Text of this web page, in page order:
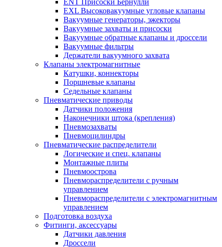
EXL Высоковакуумные угловые клапаны
Вакуумные генераторы, эжекторы
Вакуумные захваты и присоски
Вакуумные обратные клапаны и дроссели
Вакуумные фильтры
Держатели вакуумного захвата
Клапаны электромагнитные
Катушки, коннекторы
Поршневые клапаны
Седельные клапаны
Пневматические приводы
Датчики положения
Наконечники штока (крепления)
Пневмозахваты
Пневмоцилиндры
Пневматические распределители
Логические и спец. клапаны
Монтажные плиты
Пневмоострова
Пневмораспределители с ручным
управлением
Пневмораспределители с электромагнитным
управлением
Подготовка воздуха
Фитинги, аксессуары
Датчики давления
Дроссели